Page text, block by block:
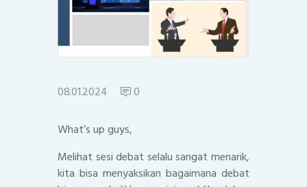
08.01.2024 0
What’s up guys,
Melihat sesi debat selalu sangat menarik,
kita bisa menyaksikan bagaimana debat